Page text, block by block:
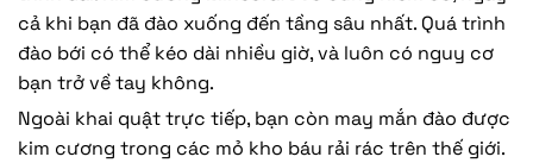
cả khi bạn đã đào xuống đến tầng sâu nhất. Quá trình
đào bới có thể kéo dài nhiều giờ, và luôn có nguy cơ
bạn trở về tay không.
Ngoài khai quật trực tiếp, bạn còn may mắn đào được
kim cương trong các mỏ kho báu rải rác trên thế giới.